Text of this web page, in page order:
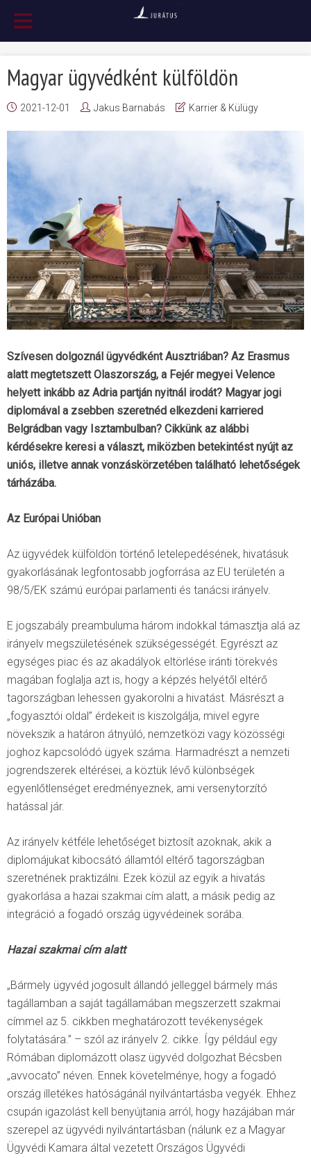
Magyar ügyvédként külföldön
2021-12-01 Jakus Barnabás Karrier & Külügy
Szívesen dolgoznál ügyvédként Ausztriában? Az Erasmus
alatt megtetszett Olaszország, a Fejér megyei Velence
helyett inkább az Adria partján nyitnál irodát? Magyar jogi
diplomával a zsebben szeretnéd elkezdeni karriered
Belgrádban vagy Isztambulban? Cikkünk az alábbi
kérdésekre keresi a választ, miközben betekintést nyújt az
uniós, illetve annak vonzáskörzetében található lehetőségek
tárházába.
Az Európai Unióban
Az ügyvédek külföldön történő letelepedésének, hivatásuk
gyakorlásának legfontosabb jogforrása az EU területén a
98/5/EK számú európai parlamenti és tanácsi irányelv.
E jogszabály preambuluma három indokkal támasztja alá az
irányelv megszületésének szükségességét. Egyrészt az
egységes piac és az akadályok eltörlése iránti törekvés
magában foglalja azt is, hogy a képzés helyétől eltérő
tagországban lehessen gyakorolni a hivatást. Másrészt a
„fogyasztói oldal” érdekeit is kiszolgálja, mivel egyre
növekszik a határon átnyúló, nemzetközi vagy közösségi
joghoz kapcsolódó ügyek száma. Harmadrészt a nemzeti
jogrendszerek eltérései, a köztük lévő különbségek
egyenlőtlenséget eredményeznek, ami versenytorzító
hatással jár.
Az irányelv kétféle lehetőséget biztosít azoknak, akik a
diplomájukat kibocsátó államtól eltérő tagországban
szeretnének praktizálni. Ezek közül az egyik a hivatás
gyakorlása a hazai szakmai cím alatt, a másik pedig az
integráció a fogadó ország ügyvédeinek sorába.
Hazai szakmai cím alatt
„Bármely ügyvéd jogosult állandó jelleggel bármely más
tagállamban a saját tagállamában megszerzett szakmai
címmel az 5. cikkben meghatározott tevékenységek
folytatására.” – szól az irányelv 2. cikke. Így például egy
Rómában diplomázott olasz ügyvéd dolgozhat Bécsben
„avvocato” néven. Ennek követelménye, hogy a fogadó
ország illetékes hatóságánál nyilvántartásba vegyék. Ehhez
csupán igazolást kell benyújtania arról, hogy hazájában már
szerepel az ügyvédi nyilvántartásban (nálunk ez a Magyar
Ügyvédi Kamara által vezetett Országos Ügyvédi